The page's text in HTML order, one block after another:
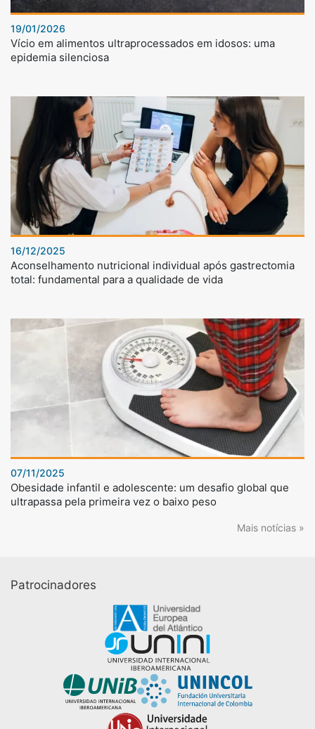
19/01/2026
Vício em alimentos ultraprocessados em idosos: uma
epidemia silenciosa
16/12/2025
Aconselhamento nutricional individual após gastrectomia
total: fundamental para a qualidade de vida
07/11/2025
Obesidade infantil e adolescente: um desafio global que
ultrapassa pela primeira vez o baixo peso
Mais notícias »
Patrocinadores